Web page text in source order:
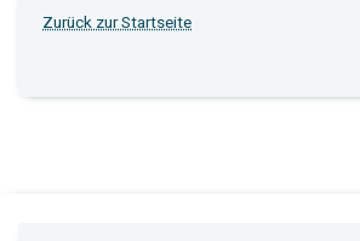
Zurück zur Startseite